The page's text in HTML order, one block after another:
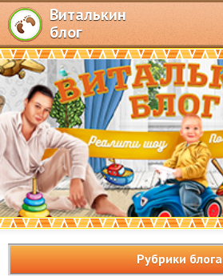
Виталькин
блог
Рубрики блога